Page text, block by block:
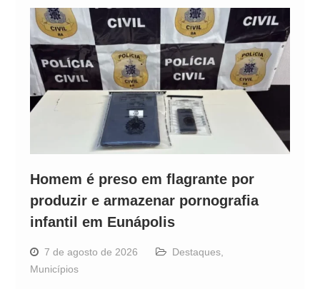
Alto
Blog
Homem é preso em flagrante por
produzir e armazenar pornografia
infantil em Eunápolis
7 de agosto de 2026 Destaques,
Municípios